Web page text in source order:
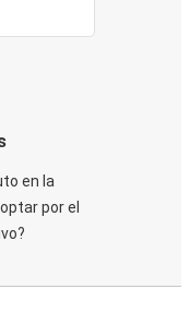
en la
por el